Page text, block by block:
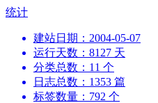
跳
统计
建站日期：2004-05-07
运行天数：8127 天
分类总数：11 个
日志总数：1353 篇
标签数量：792 个